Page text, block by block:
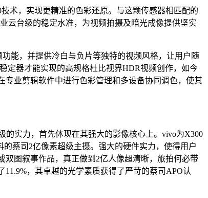
术，实现更精准的色彩还原。与这颗传感器相匹配的
云台级的稳定水准，为视频拍摄及暗光成像提供坚实
功能，并提供冷白与负片等独特的视频风格，让用户随
定器才能实现的高规格杜比视界HDR视频创作，如今
专业剪辑软件中进行色彩管理和多设备协同调色，使其
的实力，首先体现在其强大的影像核心上。vivo为X300
的蔡司2亿像素超级主摄。强大的硬件实力，使得用户
双图叙事作品，真正做到2亿人像超清晰，旅拍何必带
，其卓越的光学素质获得了严苛的蔡司APO认